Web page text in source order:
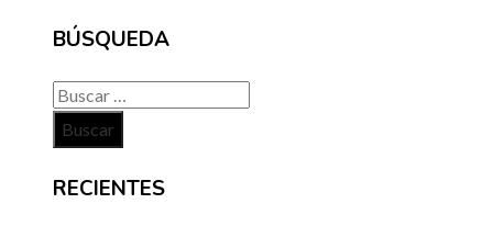
BÚSQUEDA
Buscar:
RECIENTES